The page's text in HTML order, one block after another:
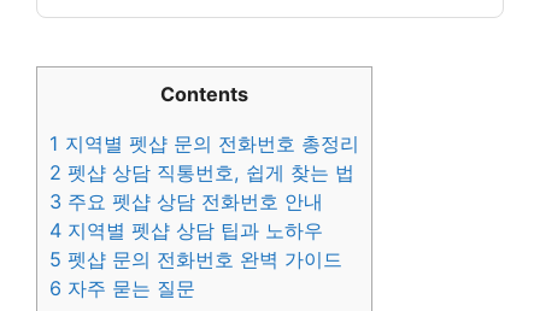
Contents
1 지역별 펫샵 문의 전화번호 총정리
2 펫샵 상담 직통번호, 쉽게 찾는 법
3 주요 펫샵 상담 전화번호 안내
4 지역별 펫샵 상담 팁과 노하우
5 펫샵 문의 전화번호 완벽 가이드
6 자주 묻는 질문